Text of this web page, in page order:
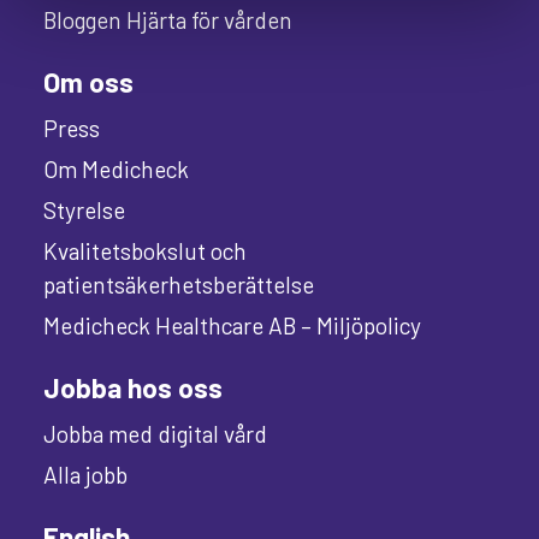
Bloggen Hjärta för vården
Om oss
Press
Om Medicheck
Styrelse
Kvalitetsbokslut och
patientsäkerhetsberättelse
Medicheck Healthcare AB – Miljöpolicy
Jobba hos oss
Jobba med digital vård
Alla jobb